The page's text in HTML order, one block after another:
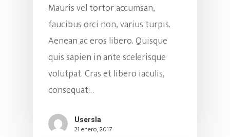
Mauris vel tortor accumsan,
faucibus orci non, varius turpis.
Aenean ac eros libero. Quisque
quis sapien in ante scelerisque
volutpat. Cras et libero iaculis,
consequat…
Usersla
21 enero, 2017